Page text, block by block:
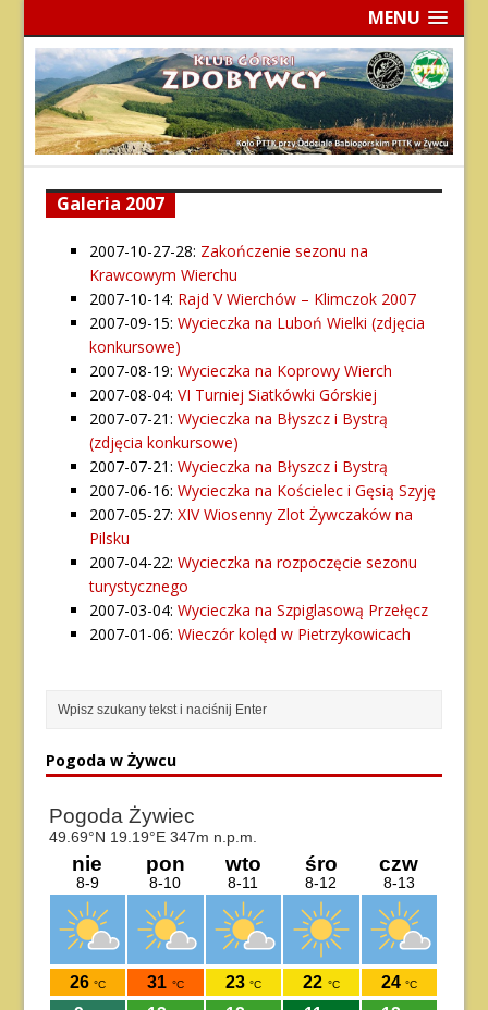
MENU
Galeria 2007
2007-10-27-28: Zakończenie sezonu na
Krawcowym Wierchu
2007-10-14: Rajd V Wierchów – Klimczok 2007
2007-09-15:Wycieczka na Luboń Wielki (zdjęcia
konkursowe)
2007-08-19:Wycieczka na Koprowy Wierch
2007-08-04:VI Turniej Siatkówki Górskiej
2007-07-21:Wycieczka na Błyszcz i Bystrą
(zdjęcia konkursowe)
2007-07-21:Wycieczka na Błyszcz i Bystrą
2007-06-16:Wycieczka na Kościelec i Gęsią Szyję
2007-05-27:XIV Wiosenny Zlot Żywczaków na
Pilsku
2007-04-22:Wycieczka na rozpoczęcie sezonu
turystycznego
2007-03-04:Wycieczka na Szpiglasową Przełęcz
2007-01-06:Wieczór kolęd w Pietrzykowicach
Pogoda w Żywcu